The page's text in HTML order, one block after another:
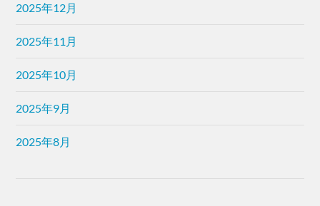
2025年12月
2025年11月
2025年10月
2025年9月
2025年8月